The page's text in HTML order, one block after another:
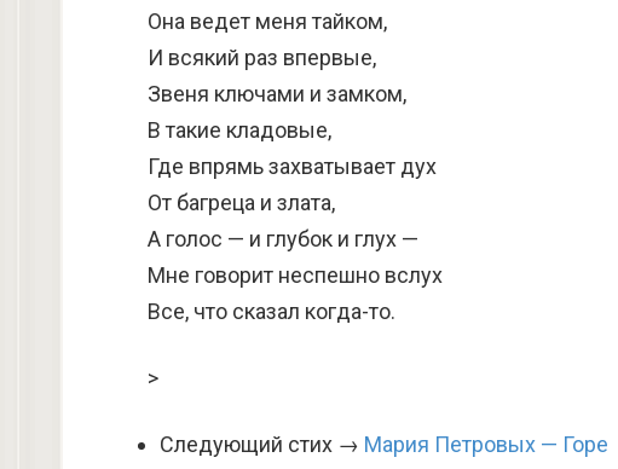
Она ведет меня тайком,
И всякий раз впервые,
Звеня ключами и замком,
В такие кладовые,
Где впрямь захватывает дух
От багреца и злата,
А голос — и глубок и глух —
Мне говорит неспешно вслух
Все, что сказал когда-то.
>
Следующий стих → Мария Петровых — Горе